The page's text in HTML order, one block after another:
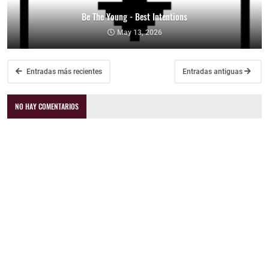
Be The Young - Best Intentions
May 13, 2026
Entradas más recientes Entradas antiguas
NO HAY COMENTARIOS